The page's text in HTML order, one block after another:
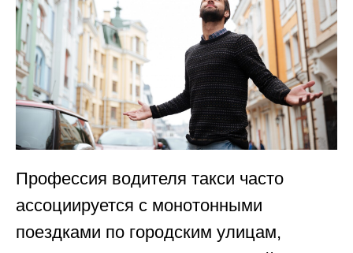
Профессия водителя такси часто
ассоциируется с монотонными
поездками по городским улицам,